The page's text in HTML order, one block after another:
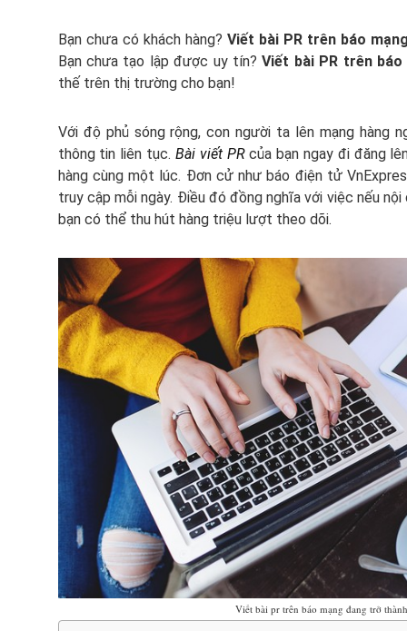
Bạn chưa có khách hàng?Viết bài PR trên báo
Bạn chưa tạo lập được uy tín?Viết bài PR trên báo
thế trên thị trường cho bạn!
Với độ phủ sóng rộng, con người ta lên mạng hàng
thông tin liên tục. Bài viết PRcủa bạn ngay đi đăng
hàng cùng một lúc. Đơn cử như báo điện tử
truy cập mỗi ngày. Điều đó đồng nghĩa với việc nếu
bạn có thể thu hút hàng triệu lượt theo dõi.
Viết bài pr trên báo mạng đang trở